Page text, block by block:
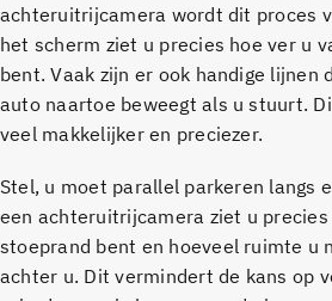
achteruitrijcamera wordt dit proces
het scherm ziet u precies hoe ver u
bent. Vaak zijn er ook handige lijnen
auto naartoe beweegt als u stuurt.
veel makkelijker en preciezer.
Stel, u moet parallel parkeren langs
een achteruitrijcamera ziet u
stoeprand bent en hoeveel ruimte u
achter u. Dit vermindert de kans op